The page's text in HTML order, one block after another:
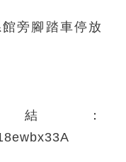
旁腳踏車停放
：